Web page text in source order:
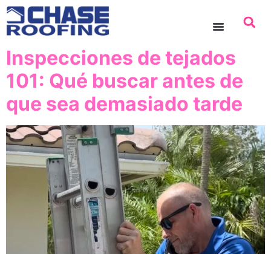
contenido
Inspecciones de tejados
101: Qué buscar antes de
que sea demasiado tarde